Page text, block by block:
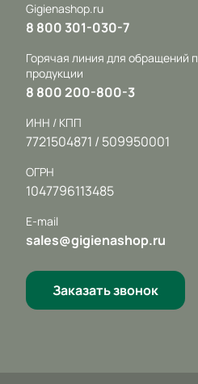
Gigienashop.ru
8 800 301-030-7
Горячая линия для обращений
продукции
8 800 200-800-3
ИНН / КПП
7721504871 / 509950001
ОГРН
1047796113485
E-mail
sales@gigienashop.ru
Заказать звонок